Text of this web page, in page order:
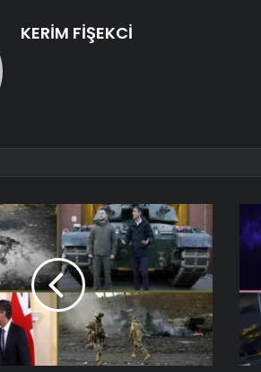
KERİM FİŞEKCİ